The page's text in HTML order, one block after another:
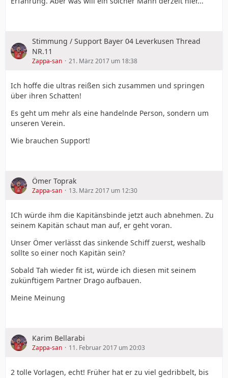
Stimmung / Support Bayer 04 Leverkusen Thread
NR.11
Zappa-san 21. März 2017 um 18:38
Ich hoffe die ultras reißen sich zusammen und springen
über ihren Schatten!
Es geht um mehr als eine handelnde Person, sondern um
unseren Verein.
Wie brauchen Support!
Ömer Toprak
Zappa-san 13. März 2017 um 12:30
ICh würde ihm die Kapitänsbinde jetzt auch abnehmen. Zu
seinem Kapitän schaut man auf, er geht voran.
Unser Ömer verlässt das sinkende Schiff zuerst, weshalb
sollte so einer noch Kapitän sein?
Sobald Tah wieder fit ist, würde ich diesen mit seinem
zukünftigem Partner Drago aufbauen.
Meine Meinung
Karim Bellarabi
Zappa-san 11. Februar 2017 um 20:03
2 tolle Vorlagen, echt! Früher hat er zu viel gedribbelt, bis